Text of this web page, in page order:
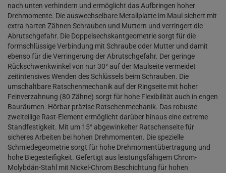
nach unten verhindern und ermöglicht das Aufbringen hoher
Drehmomente. Die auswechselbare Metallplatte im Maul sichert mit
extra harten Zähnen Schrauben und Muttern und verringert die
Abrutschgefahr. Die Doppelsechskantgeometrie sorgt für die
formschlüssige Verbindung mit Schraube oder Mutter und damit
ebenso für die Verringerung der Abrutschgefahr. Der geringe
Rückschwenkwinkel von nur 30° auf der Maulseite vermeidet
zeitintensives Wenden des Schlüssels beim Schrauben. Die
umschaltbare Ratschenmechanik auf der Ringseite mit hoher
Feinverzahnung (80 Zähne) sorgt für hohe Flexibilität auch in engen
Bauräumen. Hörbar präzise Ratschenmechanik. Das robuste
zweiteilige Rast-Element ermöglicht darüber hinaus eine extreme
Standfestigkeit. Mit um 15° abgewinkelter Ratschenseite für
sicheres Arbeiten bei hohen Drehmomenten. Die spezielle
Schmiedegeometrie sorgt für hohe Drehmomentübertragung und
hohe Biegesteifigkeit. Gefertigt aus leistungsfähigem Chrom-
Molybdän-Stahl mit Nickel-Chrom Beschichtung für hohen